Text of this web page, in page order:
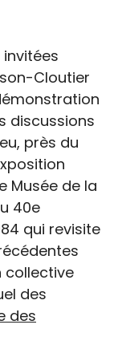
Cloutier
discussions
près du
Musée de la
40e
qui revisite
collective
des
des